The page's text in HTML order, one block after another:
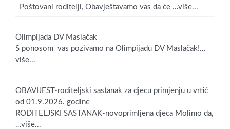
Poštovani roditelji, Obavještavamo vas da će …više...
Olimpijada DV Maslačak
S ponosom vas pozivamo na Olimpijadu DV Maslačak!…
više...
OBAVIJEST-roditeljski sastanak za djecu primjenju u vrtić
od 01.9.2026. godine
RODITELJSKI SASTANAK-novoprimljena djeca Molimo da,
…više...